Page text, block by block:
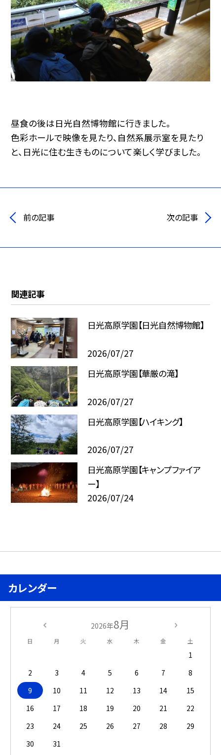
昼食の後は日光自然博物館に行きました。
色彩ホールで映像を見たり、自然系展示室を見たり
と、日光に住む生きものについて楽しく学びました。
前の記事 次の記事
関連記事
日光高原学園【日光自然博物館】
2026/07/27
日光高原学園【華厳の滝】
2026/07/27
日光高原学園【ハイキング】
2026/07/27
日光高原学園【キャンプファイア
ー】
2026/07/24
カレンダー
2026年8月
日 月 火 水 木 金 土
1
2
3 4 5 6 7
8
9
10 11 12 13 14
15
16
17 18 19 20 21
22
23
24 25 26 27 28
29
30
31